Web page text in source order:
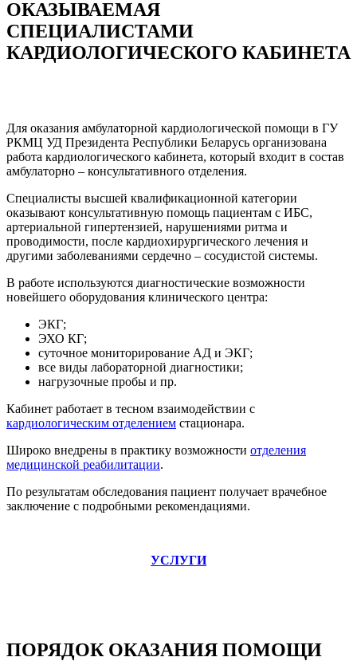
ОКАЗЫВАЕМАЯ
СПЕЦИАЛИСТАМИ
КАРДИОЛОГИЧЕСКОГО КАБИНЕТА
Для оказания амбулаторной кардиологической помощи в ГУ
РКМЦ УД Президента Республики Беларусь организована
работа кардиологического кабинета, который входит в состав
амбулаторно – консультативного отделения.
Специалисты высшей квалификационной категории
оказывают консультативную помощь пациентам с ИБС,
артериальной гипертензией, нарушениями ритма и
проводимости, после кардиохирургического лечения и
другими заболеваниями сердечно – сосудистой системы.
В работе используются диагностические возможности
новейшего оборудования клинического центра:
ЭКГ;
ЭХО КГ;
суточное мониторирование АД и ЭКГ;
все виды лабораторной диагностики;
нагрузочные пробы и пр.
Кабинет работает в тесном взаимодействии с
кардиологическим отделением стационара.
Широко внедрены в практику возможности отделения
медицинской реабилитации.
По результатам обследования пациент получает врачебное
заключение с подробными рекомендациями.
УСЛУГИ
ПОРЯДОК ОКАЗАНИЯ ПОМОЩИ